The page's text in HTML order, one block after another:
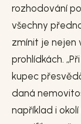
rozhodování
všechny
zmínit je nejen
prohlídkách.
kupec
daná
například i